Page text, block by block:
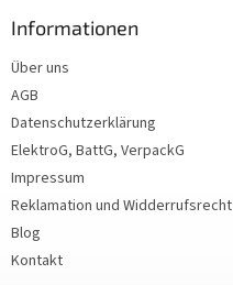
Informationen
Über uns
AGB
Datenschutzerklärung
ElektroG, BattG, VerpackG
Impressum
Reklamation und Widderrufsrecht
Blog
Kontakt